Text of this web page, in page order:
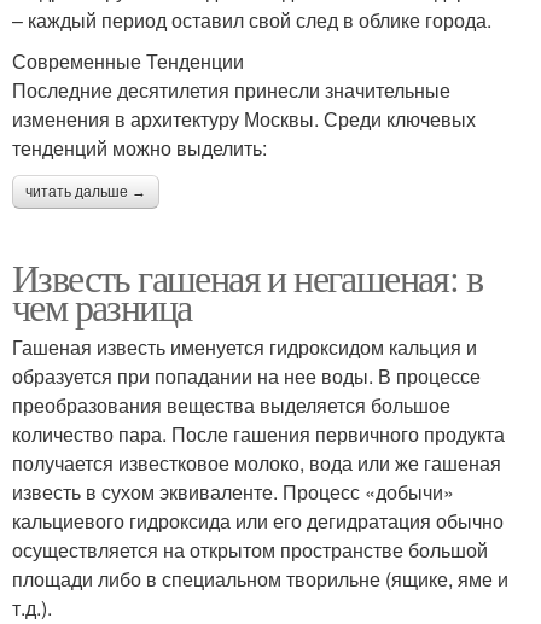
– каждый период оставил свой след в облике города.
Современные Тенденции
Последние десятилетия принесли значительные
изменения в архитектуру Москвы. Среди ключевых
тенденций можно выделить:
читать дальше →
Известь гашеная и негашеная: в
чем разница
Гашеная известь именуется гидроксидом кальция и
образуется при попадании на нее воды. В процессе
преобразования вещества выделяется большое
количество пара. После гашения первичного продукта
получается известковое молоко, вода или же гашеная
известь в сухом эквиваленте. Процесс «добычи»
кальциевого гидроксида или его дегидратация обычно
осуществляется на открытом пространстве большой
площади либо в специальном творильне (ящике, яме и
т.д.).